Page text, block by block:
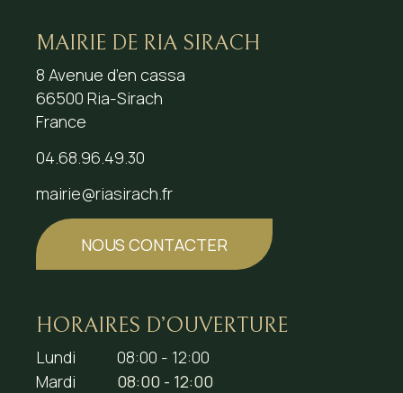
MAIRIE DE RIA SIRACH
8 Avenue d’en cassa
66500 Ria-Sirach
France
04.68.96.49.30
mairie@riasirach.fr
NOUS CONTACTER
HORAIRES D’OUVERTURE
Lundi
08:00 - 12:00
Mardi
08:00 - 12:00